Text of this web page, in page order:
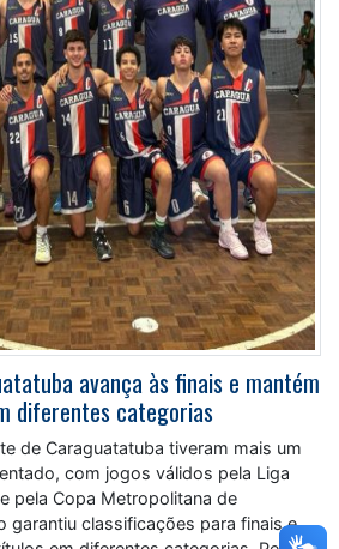
avança às finais e mantém
diferentes categorias
de Caraguatatuba tiveram mais um
com jogos válidos pela Liga
pela Copa Metropolitana de
garantiu classificações para finais e